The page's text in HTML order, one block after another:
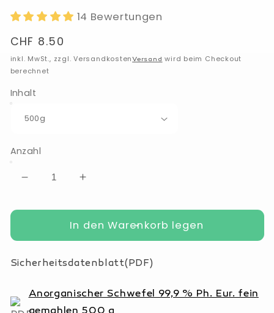
14 Bewertungen
Normaler
Preis
CHF 8.50
inkl. MwSt., zzgl. VersandkostenVersand wird beim Checkout
berechnet
Inhalt
Anzahl
Verringere
Menge
Anorganischer
99,9
Ph.
Eur.
Erhöhe
Menge
für
Anorganischer
99,9
Ph.
Eur.
In den Warenkorb legen
Sicherheitsdatenblatt(PDF)
Anorganischer Schwefel 99,9 % Ph. Eur. fein